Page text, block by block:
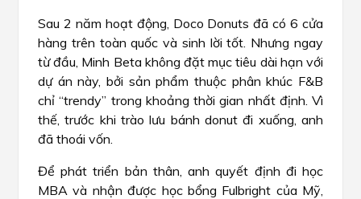
Sau 2 năm hoạt động, Doco Donuts đã có 6 cửa
hàng trên toàn quốc và sinh lời tốt. Nhưng ngay
từ đầu, Minh Beta không đặt mục tiêu dài hạn với
dự án này, bởi sản phẩm thuộc phân khúc F&B
chỉ “trendy” trong khoảng thời gian nhất định. Vì
thế, trước khi trào lưu bánh donut đi xuống, anh
đã thoái vốn.
Để phát triển bản thân, anh quyết định đi học
MBA và nhận được học bổng Fulbright của Mỹ,